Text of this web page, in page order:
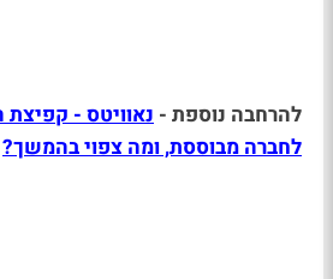
להרחבה נוספת - נאוויטס -
לחברה מבוססת, ומה צפוי בהמשך?